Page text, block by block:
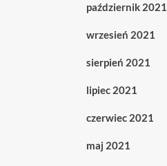
październik 2021
wrzesień 2021
sierpień 2021
lipiec 2021
czerwiec 2021
maj 2021